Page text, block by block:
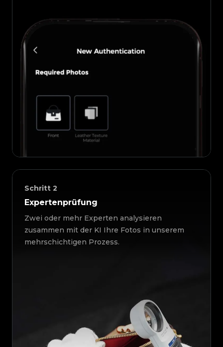
Schritt 2
Expertenprüfung
Zwei oder mehr Experten analysieren
zusammen mit der KI Ihre Fotos in unserem
mehrschichtigen Prozess.